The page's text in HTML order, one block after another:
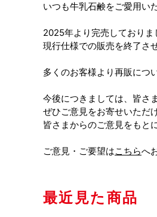
いつも牛乳石鹸をご愛用い
2025年より完売しておりま
現行仕様での販売を終了さ
多くのお客様より再販につ
今後につきましては、皆さ
ぜひご意見をお寄せいただ
皆さまからのご意見をもと
ご意見・ご要望はこちらへ
最近見た商品